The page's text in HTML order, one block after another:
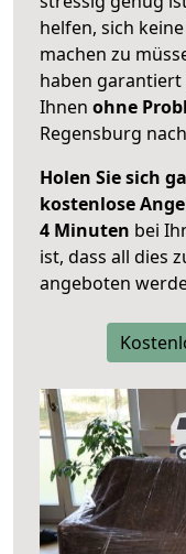
helfen, sich
machen zu
haben garantiert
Ihnen ohne
Regensburg
Holen Sie sich
kostenlose
4 Minuten bei
ist, dass all dies
angeboten